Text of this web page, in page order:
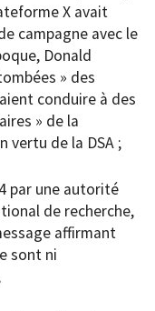
X avait
campagne avec le
Donald
» des
conduire à des
» de la
vertu de la DSA ;
par une autorité
de recherche,
affirmant
sont ni